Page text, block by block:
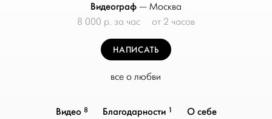
Видеограф — Москва
8 000 р. за час
от 2 часов
НАПИСАТЬ
все о любви
Видео 8 Благодарности 1 О себе